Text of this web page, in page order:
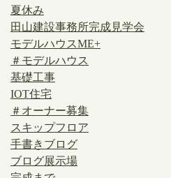
夏休み
田山建設事務所完成見学会
モデルハウスME+
＃モデルハウス
基礎工事
IOT住宅
＃オーナー募集
スキップフロア
手書きブログ
ブログ展示場